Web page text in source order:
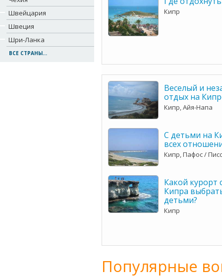
Швейцария
Швеция
Шри-Ланка
ВСЕ СТРАНЫ...
Кипр
Веселый и
отдых на
Кипр, Айя-Напа
С детьми на
всех
Кипр, Пафос /
Какой курорт
Кипра
детьми?
Кипр
Популярные